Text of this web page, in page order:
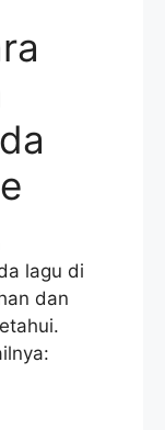
lagu di
dan